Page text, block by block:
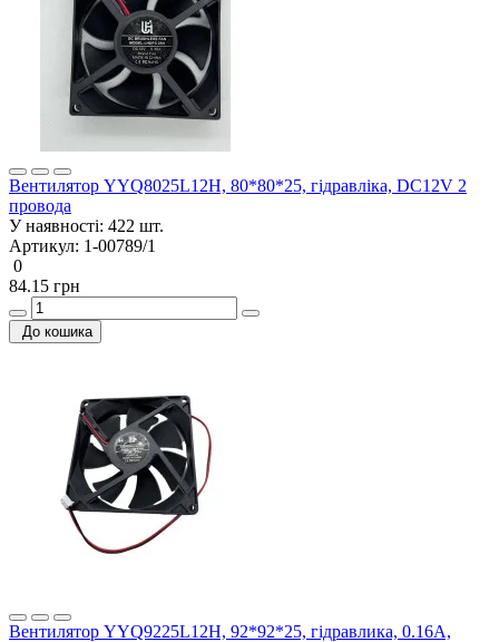
Вентилятор YYQ8025L12H, 80*80*25, гідравліка, DC12V 2
провода
У наявності: 422 шт.
Артикул: 1-00789/1
0
84.15 грн
До кошика
Вентилятор YYQ9225L12H, 92*92*25, гідравлика, 0.16A,